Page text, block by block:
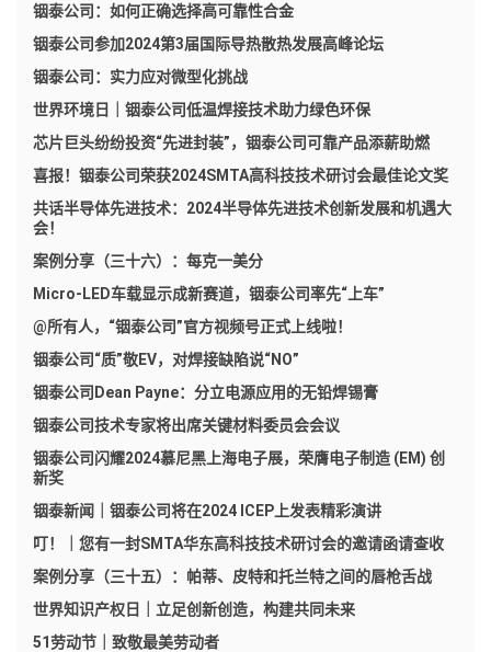
铟泰公司：如何正确选择高可靠性合金
铟泰公司参加2024第3届国际导热散热发展高峰论坛
铟泰公司：实力应对微型化挑战
世界环境日｜铟泰公司低温焊接技术助力绿色环保
芯片巨头纷纷投资“先进封装”，铟泰公司可靠产品添薪助燃
喜报！铟泰公司荣获2024SMTA高科技技术研讨会最佳论文奖
共话半导体先进技术：2024半导体先进技术创新发展和机遇大
会！
案例分享（三十六）：每克一美分
Micro-LED车载显示成新赛道，铟泰公司率先“上车”
@所有人，“铟泰公司”官方视频号正式上线啦！
铟泰公司“质”敬EV，对焊接缺陷说“NO”
铟泰公司Dean Payne：分立电源应用的无铅焊锡膏
铟泰公司技术专家将出席关键材料委员会会议
铟泰公司闪耀2024慕尼黑上海电子展，荣膺电子制造 (EM) 创
新奖
铟泰新闻｜铟泰公司将在2024 ICEP上发表精彩演讲
叮！｜您有一封SMTA华东高科技技术研讨会的邀请函请查收
案例分享（三十五）：帕蒂、皮特和托兰特之间的唇枪舌战
世界知识产权日｜立足创新创造，构建共同未来
51劳动节｜致敬最美劳动者